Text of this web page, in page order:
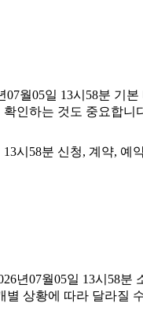
월05일 13시58분 기본
인하는 것도 중요합니
시58분 신청, 계약, 예
년07월05일 13시58분
상황에 따라 달라질